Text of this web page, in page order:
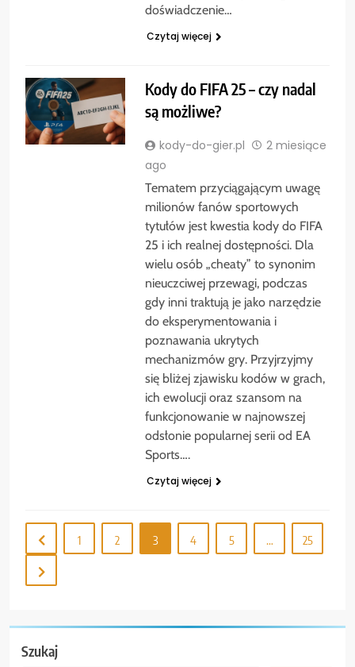
doświadczenie…
Czytaj więcej
Kody do FIFA 25 – czy nadal
są możliwe?
kody-do-gier.pl
2 miesiące
ago
Tematem przyciągającym uwagę
milionów fanów sportowych
tytułów jest kwestia kody do FIFA
25 i ich realnej dostępności. Dla
wielu osób „cheaty” to synonim
nieuczciwej przewagi, podczas
gdy inni traktują je jako narzędzie
do eksperymentowania i
poznawania ukrytych
mechanizmów gry. Przyjrzyjmy
się bliżej zjawisku kodów w grach,
ich ewolucji oraz szansom na
funkcjonowanie w najnowszej
odsłonie popularnej serii od EA
Sports….
Czytaj więcej
1 2 3 4 5 … 25
Szukaj